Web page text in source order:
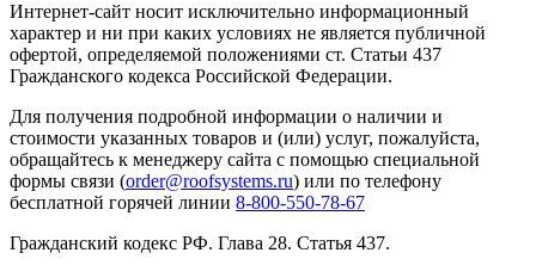
Интернет-сайт носит исключительно информационный
характер и ни при каких условиях не является публичной
офертой, определяемой положениями ст. Статьи 437
Гражданского кодекса Российской Федерации.
Для получения подробной информации о наличии и
стоимости указанных товаров и (или) услуг, пожалуйста,
обращайтесь к менеджеру сайта с помощью специальной
формы связи (order@roofsystems.ru) или по телефону
бесплатной горячей линии 8-800-550-78-67
Гражданский кодекс РФ. Глава 28. Статья 437.